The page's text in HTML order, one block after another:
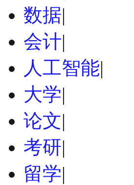
数据|
会计|
人工智能|
大学|
论文|
考研|
留学|